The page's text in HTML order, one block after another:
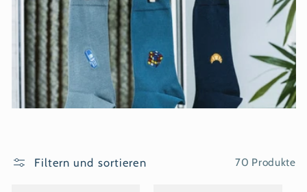
e
Filtern und sortieren 70 Produkte